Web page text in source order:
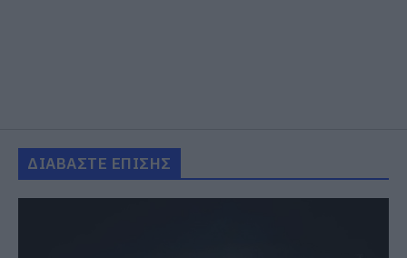
ΔΙΑΒΑΣΤΕ ΕΠΙΣΗΣ